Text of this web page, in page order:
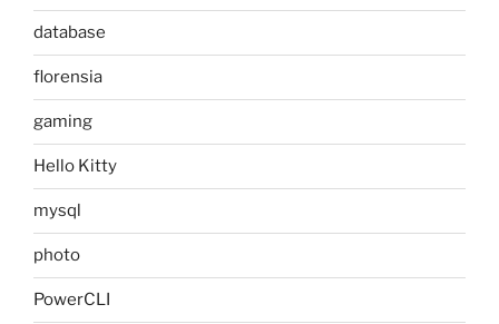
database
florensia
gaming
Hello Kitty
mysql
photo
PowerCLI